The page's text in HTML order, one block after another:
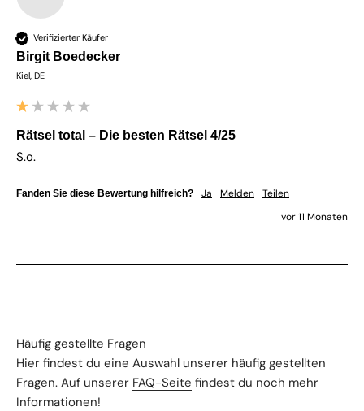
Verifizierter Käufer
Birgit Boedecker
Kiel, DE
Rätsel total – Die besten Rätsel 4/25
S.o.
Fanden Sie diese Bewertung hilfreich? Ja Melden
Teilen
vor 11 Monaten
Häufig gestellte Fragen
Hier findest du eine Auswahl unserer häufig gestellten
Fragen. Auf unserer FAQ-Seite findest du noch mehr
Informationen!